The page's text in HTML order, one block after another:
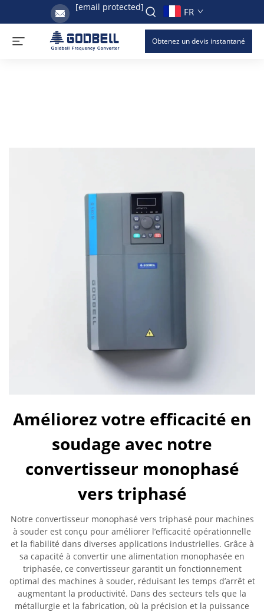
[email protected] FR
Obtenez un devis instantané
Améliorez votre efficacité en
soudage avec notre
convertisseur monophasé
vers triphasé
Notre convertisseur monophasé vers triphasé pour machines
à souder est conçu pour améliorer l’efficacité opérationnelle
et la fiabilité dans diverses applications industrielles. Grâce à
sa capacité à convertir une alimentation monophasée en
triphasée, ce convertisseur garantit un fonctionnement
optimal des machines à souder, réduisant les temps d’arrêt et
augmentant la productivité. Dans des secteurs tels que la
métallurgie et la fabrication, où la précision et la puissance